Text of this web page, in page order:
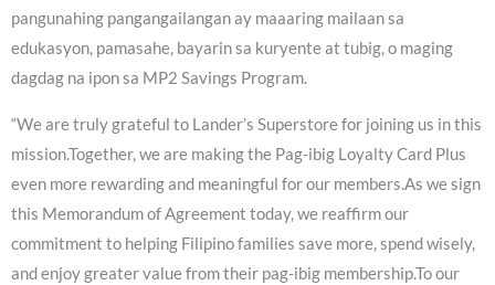
pangunahing pangangailangan ay maaaring mailaan sa
edukasyon, pamasahe, bayarin sa kuryente at tubig, o maging
dagdag na ipon sa MP2 Savings Program.
“We are truly grateful to Lander’s Superstore for joining us in this
mission.Together, we are making the Pag-ibig Loyalty Card Plus
even more rewarding and meaningful for our members.As we sign
this Memorandum of Agreement today, we reaffirm our
commitment to helping Filipino families save more, spend wisely,
and enjoy greater value from their pag-ibig membership.To our